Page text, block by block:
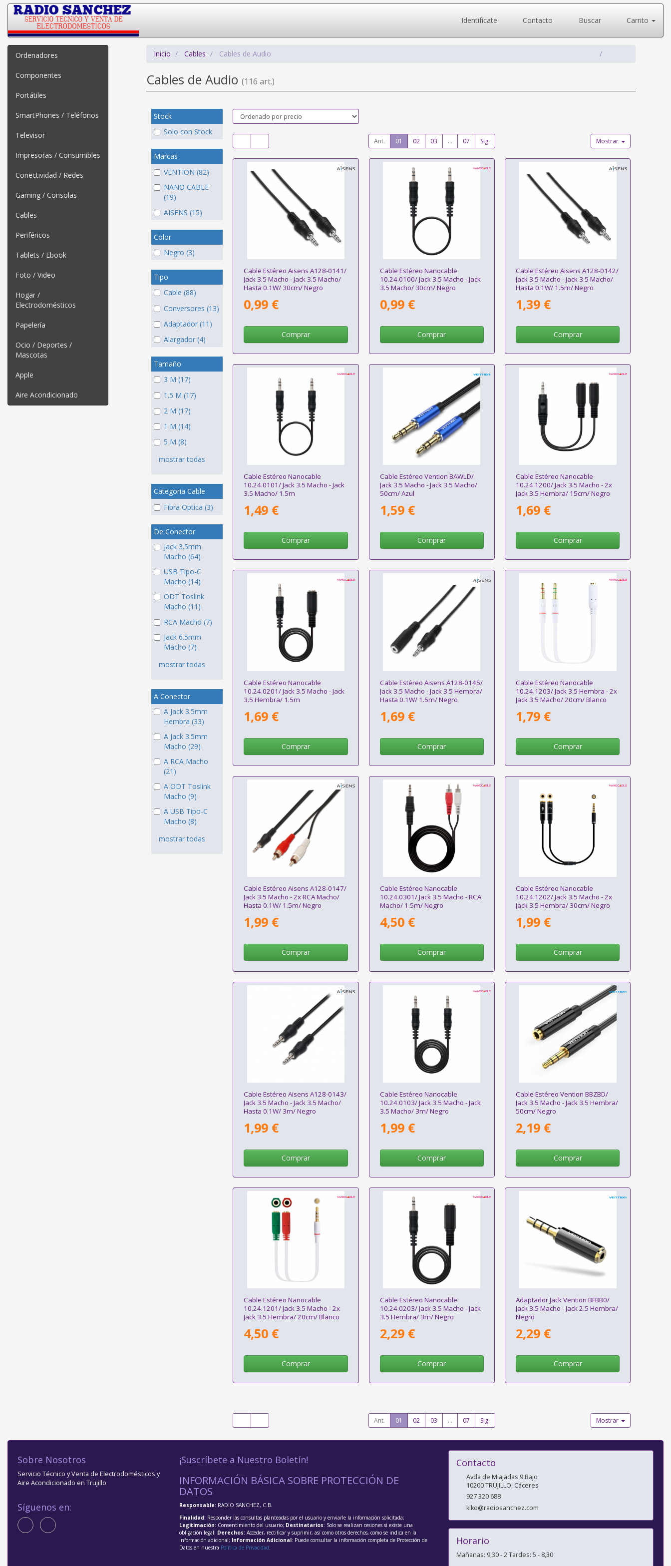
Identifícate Contacto Buscar Carrito
Ordenadores
Componentes
Portátiles
SmartPhones / Teléfonos
Televisor
Impresoras / Consumibles
Conectividad / Redes
Gaming / Consolas
Cables
Periféricos
Tablets / Ebook
Foto / Video
Hogar /
Electrodomésticos
Papelería
Ocio / Deportes /
Mascotas
Apple
Aire Acondicionado
Inicio Cables Cables de Audio
Cables de Audio (116 art.)
Stock
Solo con Stock
Marcas
VENTION (82)
NANO CABLE
(19)
AISENS (15)
Color
Negro (3)
Tipo
Cable (88)
Conversores (13)
Adaptador (11)
Alargador (4)
Tamaño
3 M (17)
1.5 M (17)
2 M (17)
1 M (14)
5 M (8)
mostrar todas
Categoria Cable
Fibra Optica (3)
De Conector
Jack 3.5mm
Macho (64)
USB Tipo-C
Macho (14)
ODT Toslink
Macho (11)
RCA Macho (7)
Jack 6.5mm
Macho (7)
mostrar todas
A Conector
A Jack 3.5mm
Hembra (33)
A Jack 3.5mm
Macho (29)
A RCA Macho
(21)
A ODT Toslink
Macho (9)
A USB Tipo-C
Macho (8)
mostrar todas
Ant. 01 02 03 ... 07 Sig. Mostrar
Cable Estéreo Aisens A128-0141/
Jack 3.5 Macho - Jack 3.5 Macho/
Hasta 0.1W/ 30cm/ Negro
0,99 €
Comprar
Cable Estéreo Nanocable
10.24.0100/ Jack 3.5 Macho - Jack
3.5 Macho/ 30cm/ Negro
0,99 €
Comprar
Cable Estéreo Aisens A128-0142/
Jack 3.5 Macho - Jack 3.5 Macho/
Hasta 0.1W/ 1.5m/ Negro
1,39 €
Comprar
Cable Estéreo Nanocable
10.24.0101/ Jack 3.5 Macho - Jack
3.5 Macho/ 1.5m
1,49 €
Comprar
Cable Estéreo Vention BAWLD/
Jack 3.5 Macho - Jack 3.5 Macho/
50cm/ Azul
1,59 €
Comprar
Cable Estéreo Nanocable
10.24.1200/ Jack 3.5 Macho - 2x
Jack 3.5 Hembra/ 15cm/ Negro
1,69 €
Comprar
Cable Estéreo Nanocable
10.24.0201/ Jack 3.5 Macho - Jack
3.5 Hembra/ 1.5m
1,69 €
Comprar
Cable Estéreo Aisens A128-0145/
Jack 3.5 Macho - Jack 3.5 Hembra/
Hasta 0.1W/ 1.5m/ Negro
1,69 €
Comprar
Cable Estéreo Nanocable
10.24.1203/ Jack 3.5 Hembra - 2x
Jack 3.5 Macho/ 20cm/ Blanco
1,79 €
Comprar
Cable Estéreo Aisens A128-0147/
Jack 3.5 Macho - 2x RCA Macho/
Hasta 0.1W/ 1.5m/ Negro
1,99 €
Comprar
Cable Estéreo Nanocable
10.24.0301/ Jack 3.5 Macho - RCA
Macho/ 1.5m/ Negro
4,50 €
Comprar
Cable Estéreo Nanocable
10.24.1202/ Jack 3.5 Macho - 2x
Jack 3.5 Hembra/ 30cm/ Negro
1,99 €
Comprar
Cable Estéreo Aisens A128-0143/
Jack 3.5 Macho - Jack 3.5 Macho/
Hasta 0.1W/ 3m/ Negro
1,99 €
Comprar
Cable Estéreo Nanocable
10.24.0103/ Jack 3.5 Macho - Jack
3.5 Macho/ 3m/ Negro
1,99 €
Comprar
Cable Estéreo Vention BBZBD/
Jack 3.5 Macho - Jack 3.5 Hembra/
50cm/ Negro
2,19 €
Comprar
Cable Estéreo Nanocable
10.24.1201/ Jack 3.5 Macho - 2x
Jack 3.5 Hembra/ 20cm/ Blanco
4,50 €
Comprar
Cable Estéreo Nanocable
10.24.0203/ Jack 3.5 Macho - Jack
3.5 Hembra/ 3m/ Negro
2,29 €
Comprar
Adaptador Jack Vention BFBB0/
Jack 3.5 Macho - Jack 2.5 Hembra/
Negro
2,29 €
Comprar
Ant. 01 02 03 ... 07 Sig. Mostrar
Sobre Nosotros
Servicio Técnico y Venta de Electrodomésticos y
Aire Acondicionado en Trujillo
Síguenos en:
¡Suscríbete a Nuestro Boletín!
INFORMACIÓN BÁSICA SOBRE PROTECCIÓN DE
DATOS
Responsable: RADIO SANCHEZ, C.B.
Finalidad: Responder las consultas planteadas por el usuario y enviarle la información solicitada;
Legitimación: Consentimiento del usuario; Destinatarios: Solo se realizan cesiones si existe una
obligación legal; Derechos: Acceder, rectificar y suprimir, así como otros derechos, como se indica en la
información adicional; Información Adicional: Puede consultar la información completa de Protección de
Datos en nuestra Política de Privacidad.
Contacto
Avda de Miajadas 9 Bajo
10200TRUJILLO, Cáceres
927 320 688
kiko@radiosanchez.com
Horario
Mañanas: 9,30 - 2 Tardes: 5 - 8,30